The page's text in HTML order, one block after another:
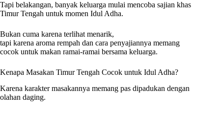
Tapi belakangan, banyak keluarga mulai mencoba sajian khas
Timur Tengah untuk momen Idul Adha.
Bukan cuma karena terlihat menarik,
tapi karena aroma rempah dan cara penyajiannya memang
cocok untuk makan ramai-ramai bersama keluarga.
Kenapa Masakan Timur Tengah Cocok untuk Idul Adha?
Karena karakter masakannya memang pas dipadukan dengan
olahan daging.